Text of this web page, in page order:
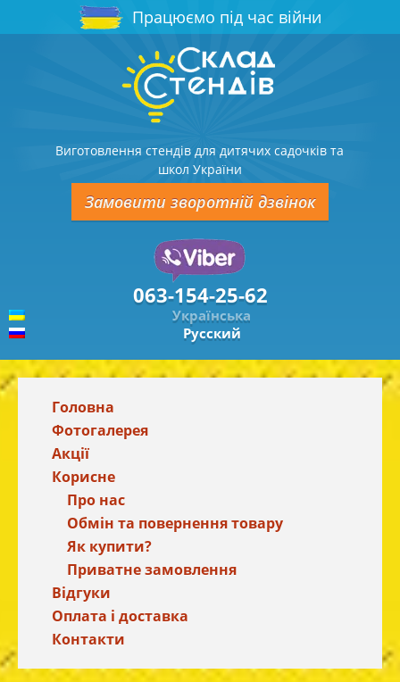
Працюємо під час війни
Виготовлення стендів для дитячих садочків та
школ України
Замовити зворотній дзвінок
063-154-25-62
Українська
Русский
Головна
Фотогалерея
Акції
Корисне
Про нас
Обмін та повернення товару
Як купити?
Приватне замовлення
Відгуки
Оплата і доставка
Контакти